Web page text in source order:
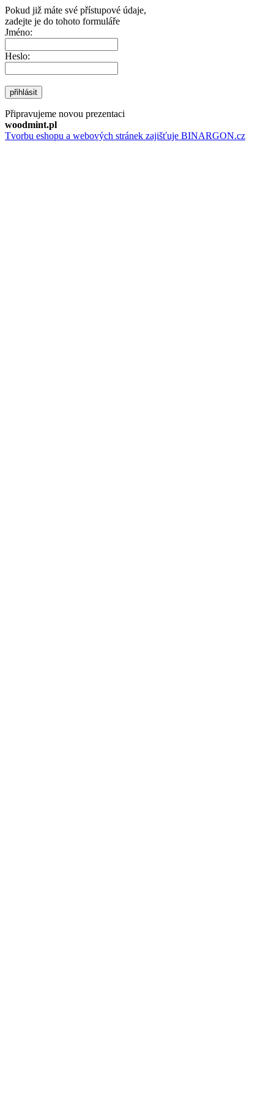
Pokud již máte své přístupové údaje,
zadejte je do tohoto formuláře
Jméno:
Heslo:
přihlásit
Připravujeme novou prezentaci
woodmint.pl
Tvorbu eshopu a webových stránek zajišťuje BINARGON.cz